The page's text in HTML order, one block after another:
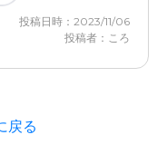
投稿日時：2023/11/06
投稿者：ころ
戻る